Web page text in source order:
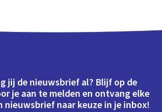
jij de nieuwsbrief al? Blijf op de
je aan te melden en ontvang elke
nieuwsbrief naar keuze in je inbox!